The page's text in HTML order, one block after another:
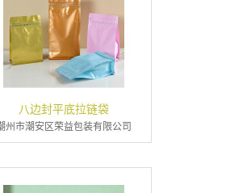
八边封平底拉链袋
州市潮安区荣益包装有限公司